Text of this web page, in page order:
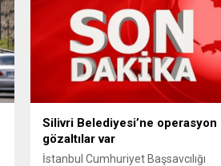
Ofisi’nin (TMO) açıkladığı hububat
alım fiyatlarına ilişkin yazılı bir
açıklama yaptı. Bayramoğlu,
açıklanan fiyatların çiftçinin artan
maliyetlerini karşılamaktan uzak
olduğunu savunarak fiyatların
yeniden değerlendirilmesi
çağrısında...
Silivri Belediyesi’ne operasyon
gözaltılar var
İstanbul Cumhuriyet Başsavcılığı